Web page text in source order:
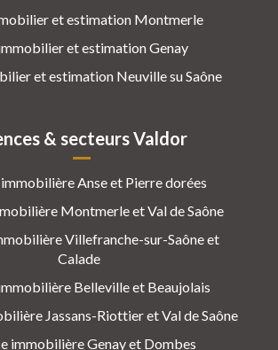
et estimation Montmerle
et estimation Genay
et estimation Neuville su Saône
& secteurs Valdor
Anse et Pierre dorées
Montmerle et Val de Saône
Villefranche-sur-Saône et
Calade
Belleville et Beaujolais
Jassans-Riottier et Val de Saône
immobilière Genay et Dombes